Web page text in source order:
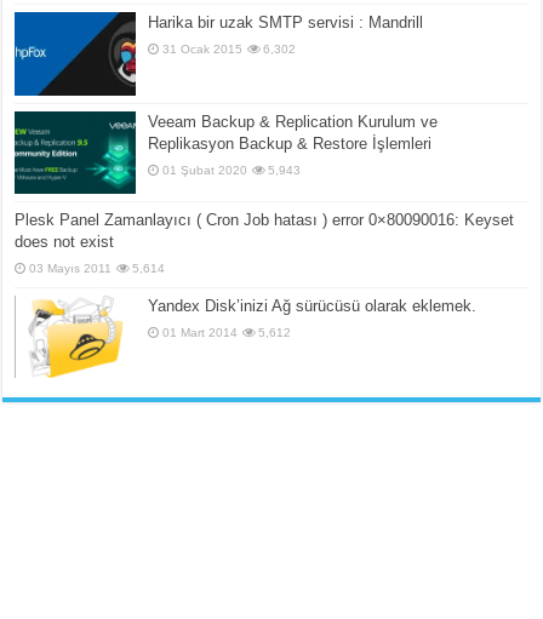
Harika bir uzak SMTP servisi : Mandrill
31 Ocak 2015 6,302
Veeam Backup & Replication Kurulum ve
Replikasyon Backup & Restore İşlemleri
01 Şubat 2020 5,943
Plesk Panel Zamanlayıcı ( Cron Job hatası ) error 0×80090016: Keyset
does not exist
03 Mayıs 2011 5,614
Yandex Disk’inizi Ağ sürücüsü olarak eklemek.
01 Mart 2014 5,612